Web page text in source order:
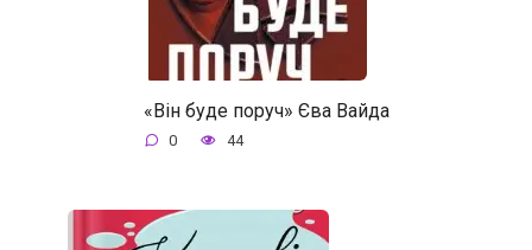
«Він буде поруч» Єва Вайда
0 44